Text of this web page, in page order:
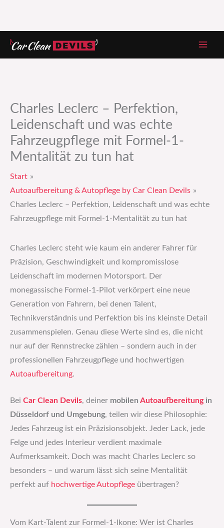
Zum
Inhalt
Charles Leclerc – Perfektion,
Leidenschaft und was echte
Fahrzeugpflege mit Formel-1-
Mentalität zu tun hat
Start
Autoaufbereitung & Autopflege by Car Clean Devils
Charles Leclerc – Perfektion, Leidenschaft und was echte
Fahrzeugpflege mit Formel-1-Mentalität zu tun hat
Charles Leclerc steht wie kaum ein anderer Fahrer für
Präzision, Geschwindigkeit und kompromisslose
Leidenschaft im modernen Motorsport. Der
monegassische Formel-1-Pilot verkörpert eine neue
Generation von Fahrern, bei denen Talent,
Technikverständnis und Perfektion bis ins kleinste Detail
zusammenspielen. Genau diese Werte sind es, die nicht
nur auf der Rennstrecke zählen – sondern auch in der
professionellen Fahrzeugpflege und hochwertigen
Autoaufbereitung.
Bei Car Clean Devils, deiner mobilen Autoaufbereitungin
Düsseldorf und Umgebung, teilen wir diese Philosophie:
Jedes Fahrzeug ist ein Präzisionsobjekt. Jeder Lack, jede
Felge und jedes Interieur verdient maximale
Aufmerksamkeit. Doch was macht Charles Leclerc so
besonders – und warum lässt sich seine Mentalität
perfekt auf hochwertige Autopflege übertragen?
Vom Kart-Talent zur Formel-1-Ikone: Wer ist Charles